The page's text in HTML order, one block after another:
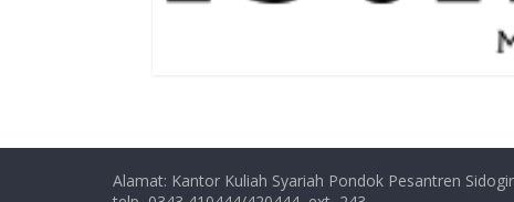
Alamat: Kantor Kuliah Syariah Pondok Pesantren